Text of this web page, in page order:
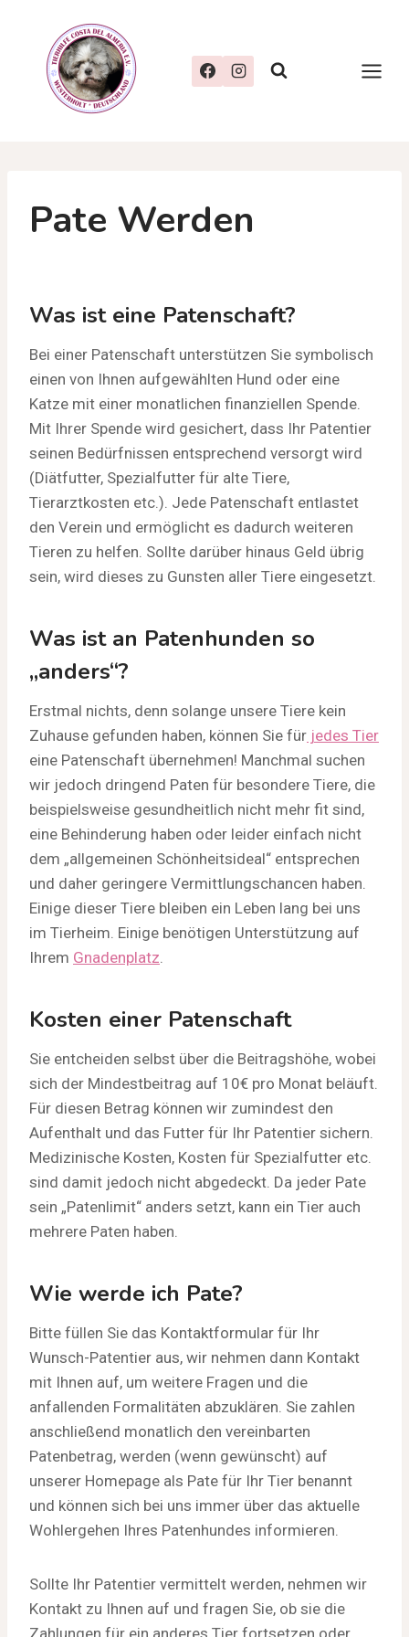
springen
Pate Werden
Was ist eine Patenschaft?
Bei einer Patenschaft unterstützen Sie symbolisch
einen von Ihnen aufgewählten Hund oder eine
Katze mit einer monatlichen finanziellen Spende.
Mit Ihrer Spende wird gesichert, dass Ihr Patentier
seinen Bedürfnissen entsprechend versorgt wird
(Diätfutter, Spezialfutter für alte Tiere,
Tierarztkosten etc.). Jede Patenschaft entlastet
den Verein und ermöglicht es dadurch weiteren
Tieren zu helfen. Sollte darüber hinaus Geld übrig
sein, wird dieses zu Gunsten aller Tiere eingesetzt.
Was ist an Patenhunden so
„anders“?
Erstmal nichts, denn solange unsere Tiere kein
Zuhause gefunden haben, können Sie für jedes Tier
eine Patenschaft übernehmen! Manchmal suchen
wir jedoch dringend Paten für besondere Tiere, die
beispielsweise gesundheitlich nicht mehr fit sind,
eine Behinderung haben oder leider einfach nicht
dem „allgemeinen Schönheitsideal“ entsprechen
und daher geringere Vermittlungschancen haben.
Einige dieser Tiere bleiben ein Leben lang bei uns
im Tierheim. Einige benötigen Unterstützung auf
Ihrem Gnadenplatz.
Kosten einer Patenschaft
Sie entcheiden selbst über die Beitragshöhe, wobei
sich der Mindestbeitrag auf 10€ pro Monat beläuft.
Für diesen Betrag können wir zumindest den
Aufenthalt und das Futter für Ihr Patentier sichern.
Medizinische Kosten, Kosten für Spezialfutter etc.
sind damit jedoch nicht abgedeckt. Da jeder Pate
sein „Patenlimit“ anders setzt, kann ein Tier auch
mehrere Paten haben.
Wie werde ich Pate?
Bitte füllen Sie das Kontaktformular für Ihr
Wunsch-Patentier aus, wir nehmen dann Kontakt
mit Ihnen auf, um weitere Fragen und die
anfallenden Formalitäten abzuklären. Sie zahlen
anschließend monatlich den vereinbarten
Patenbetrag, werden (wenn gewünscht) auf
unserer Homepage als Pate für Ihr Tier benannt
und können sich bei uns immer über das aktuelle
Wohlergehen Ihres Patenhundes informieren.
Sollte Ihr Patentier vermittelt werden, nehmen wir
Kontakt zu Ihnen auf und fragen Sie, ob sie die
Zahlungen für ein anderes Tier fortsetzen oder